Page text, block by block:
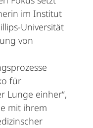
im Institut
Universität
von
für
Lunge einher“,
mit ihrem